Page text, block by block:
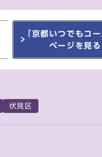
「京都いつでもコ
ページを見る
伏見区